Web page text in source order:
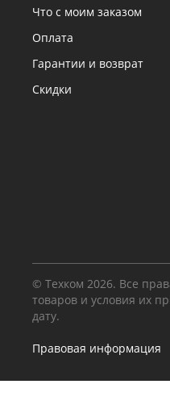
Что с моим заказом
Оплата
Гарантии и возврат
Скидки
© Техком 2026. Все
товаров и условия их
дату.
Правовая информация